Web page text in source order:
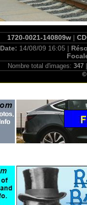
1720-0021-140809w|
Date: 14/08/09 16:05 |
Nombre total d'images: 347|
©